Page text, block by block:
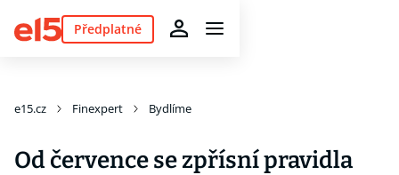
Předplatné
e15.cz Finexpert Bydlíme
Od července se zpřísní pravidla